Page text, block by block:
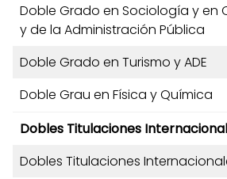
Doble Grado en Sociología y en
y de la Administración Pública
Doble Grado en Turismo y ADE
Doble Grau en Física y Química
Dobles Titulaciones
Dobles Titulaciones